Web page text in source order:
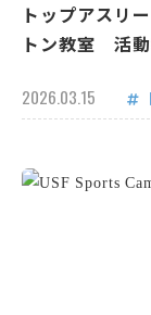
トップアスリ
トン教室 活動
2026.03.15